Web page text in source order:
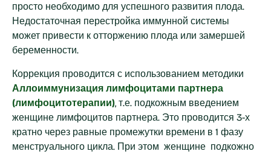
просто необходимо для успешного развития плода.
Недостаточная перестройка иммунной системы
может привести к отторжению плода или замершей
беременности.
Коррекция проводится с использованием методики
Аллоиммунизация лимфоцитами партнера
(лимфоцитотерапии), т.е. подкожным введением
женщине лимфоцитов партнера. Это проводится 3-х
кратно через равные промежутки времени в 1 фазу
менструального цикла. При этом женщине подкожно